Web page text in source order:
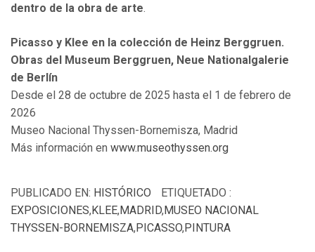
dentro de la obra de arte.
Picasso y Klee en la colección de Heinz Berggruen.
Obras del Museum Berggruen, Neue Nationalgalerie
de Berlín
Desde el 28 de octubre de 2025 hasta el 1 de febrero de
2026
Museo Nacional Thyssen-Bornemisza, Madrid
Más información en www.museothyssen.org
PUBLICADO EN: HISTÓRICO
ETIQUETADO :
EXPOSICIONES,KLEE,MADRID,MUSEO NACIONAL
THYSSEN-BORNEMISZA,PICASSO,PINTURA